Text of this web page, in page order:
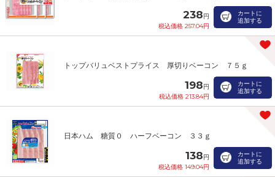
238円
税込価格 257.04円
カートに
追加する
トップバリュベストプライス 厚切りベーコン ７５ｇ
198円
税込価格 213.84円
カートに
追加する
日本ハム 糖質０ ハーフベーコン ３３ｇ
138円
税込価格 149.04円
カートに
追加する